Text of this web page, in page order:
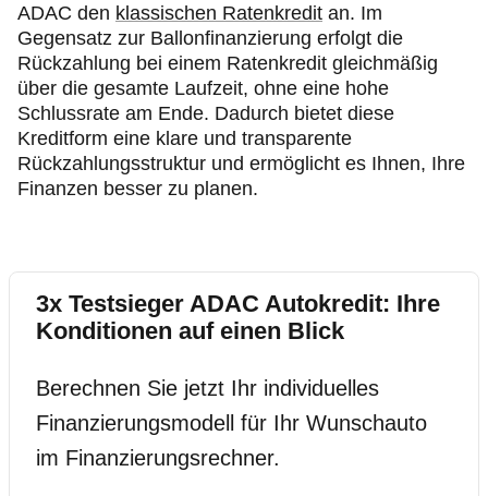
ADAC den klassischen Ratenkredit an. Im
Gegensatz zur Ballonfinanzierung erfolgt die
Rückzahlung bei einem Ratenkredit gleichmäßig
über die gesamte Laufzeit, ohne eine hohe
Schlussrate am Ende. Dadurch bietet diese
Kreditform eine klare und transparente
Rückzahlungsstruktur und ermöglicht es Ihnen, Ihre
Finanzen besser zu planen.
3x Testsieger ADAC Autokredit: Ihre
Konditionen auf einen Blick
Berechnen Sie jetzt Ihr individuelles
Finanzierungsmodell für Ihr Wunschauto
im Finanzierungsrechner.